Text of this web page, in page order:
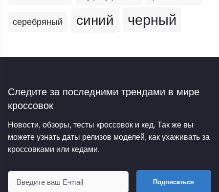
серебряный синий черный
Следите за последними трендами в мире
кроссовок
Новости, обзоры, тесты кроссовок и кед. Так же вы
можете узнать даты релизов моделей, как ухаживать за
кроссовками или кедами.
Подписаться